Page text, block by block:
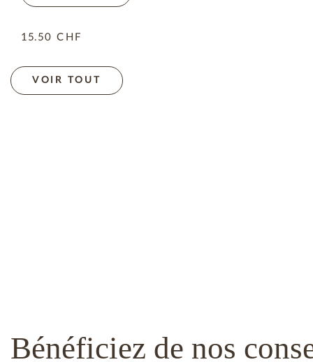
15.50 CHF
VOIR TOUT
Bénéficiez de nos